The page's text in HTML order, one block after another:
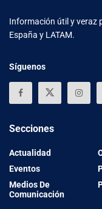
Información útil y veraz
España y LATAM.
Síguenos
Secciones
Actualidad
Eventos
Medios De
Comunicación